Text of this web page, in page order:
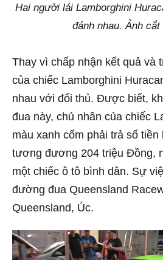
Hai người lái Lamborghini
đánh nhau. Ảnh
Thay vì chấp nhận kết quả và
của chiếc Lamborghini
nhau với đối thủ. Được biết,
đua này, chủ nhân của chiếc
màu xanh cốm phải trả số tiền
tương đương 204 triệu Đồng,
một chiếc ô tô bình dân. Sự
đường đua Queensland
Queensland, Úc.